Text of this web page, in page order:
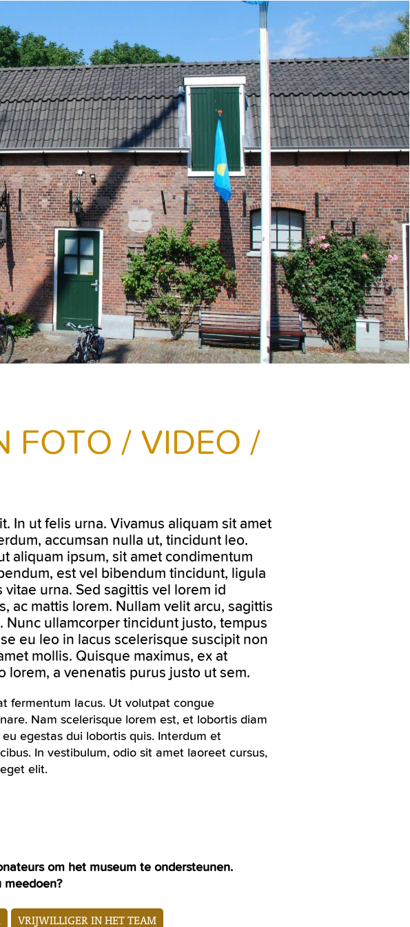
FOTO / VIDEO /
In ut felis urna. Vivamus aliquam sit amet
accumsan nulla ut, tincidunt leo.
aliquam ipsum, sit amet condimentum
est vel bibendum tincidunt, ligula
urna. Sed sagittis vel lorem id
ac mattis lorem. Nullam velit arcu, sagittis
ullamcorper tincidunt justo, tempus
eu leo in lacus scelerisque suscipit non
mollis. Quisque maximus, ex at
a venenatis purus justo ut sem.
fermentum lacus. Ut volutpat congue
Nam scelerisque lorem est, et lobortis diam
egestas dui lobortis quis. Interdum et
In vestibulum, odio sit amet laoreet cursus,
elit.
om het museum te ondersteunen.
meedoen?
VRIJWILLIGER IN HET TEAM